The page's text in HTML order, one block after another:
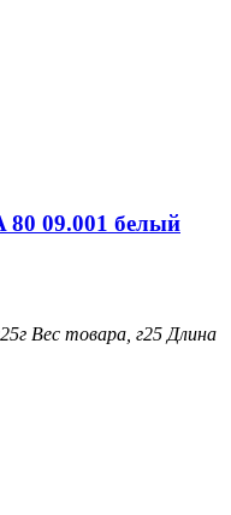
80 09.001 белый
25г Вес товара, г25 Длина